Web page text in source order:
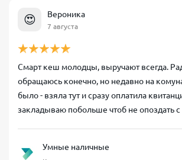
😍 Вероника
7 августа
Смарт кеш молодцы, выручают всегда.
обращаюсь конечно, но недавно на
было - взяла тут и сразу оплатила
закладываю побольше чтоб не опоздать с
Умные наличные